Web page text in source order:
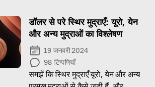
डॉलर से परे स्थिर मुद्राएँ: यूरो, येन
और अन्य मुद्राओं का विश्लेषण
19 जनवरी 2024
98 टिप्पणियाँ
समझें कि स्थिर मुद्राएँ यूरो, येन और अन्य